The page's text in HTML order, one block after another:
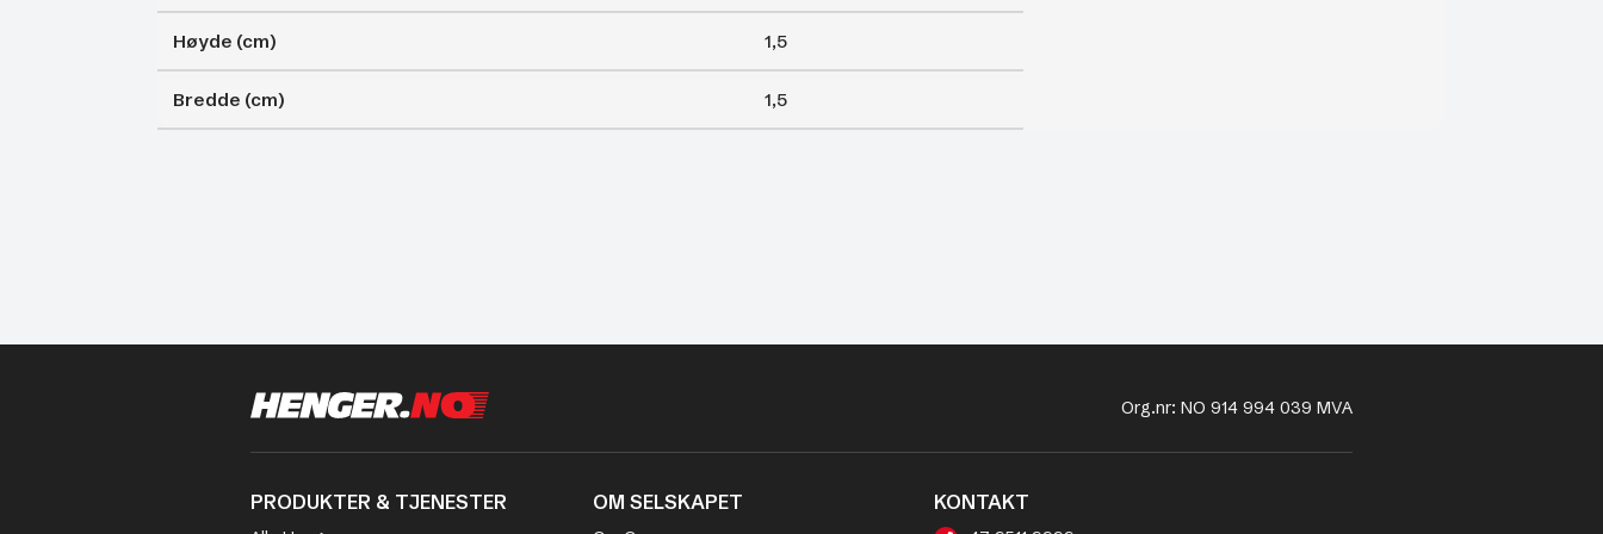
Høyde (cm) 1,5
Bredde (cm) 1,5
Org.nr: NO 914 994 039 MVA
PRODUKTER & TJENESTER OM SELSKAPET KONTAKT